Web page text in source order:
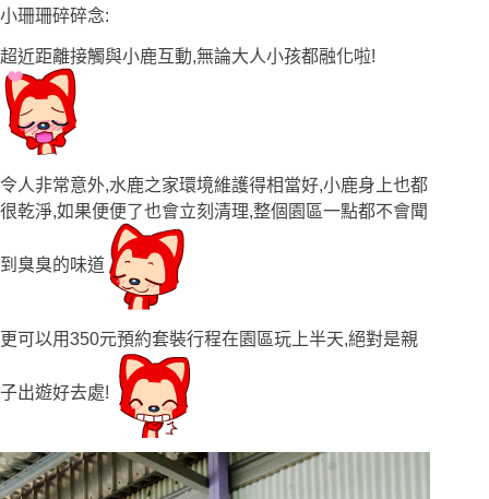
小珊珊碎碎念:
超近距離接觸與小鹿互動,無論大人小孩都融化啦!
令人非常意外,水鹿之家環境維護得相當好,小鹿身上也都
很乾淨,如果便便了也會立刻清理,整個園區一點都不會聞
到臭臭的味道
更可以用350元預約套裝行程在園區玩上半天,絕對是親
子出遊好去處!